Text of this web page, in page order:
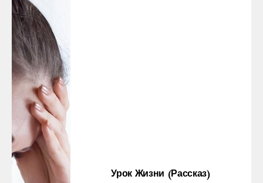
Урок Жизни (рассказ)